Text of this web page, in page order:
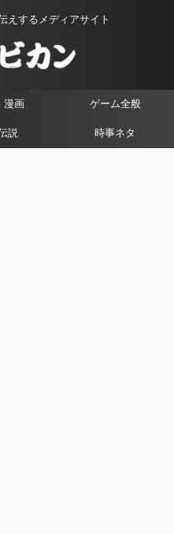
えするメディアサイト
漫画 ゲーム全般
説 時事ネタ